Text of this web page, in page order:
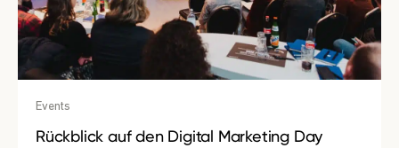
Events
Rückblick auf den Digital Marketing Day